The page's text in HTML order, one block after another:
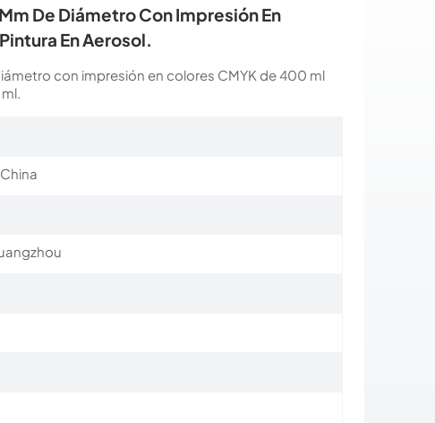
De Diámetro Con Impresión En
En Aerosol.
con impresión en colores CMYK de 400 ml